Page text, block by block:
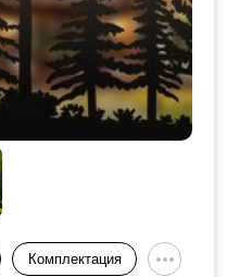
Комплектация